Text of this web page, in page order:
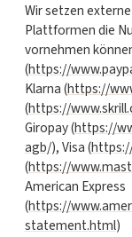
Wir setzen
Plattformen die
vornehmen
(https://
Klarna (https://
(https://
Giropay (https://
agb/), Visa (
(https://
American Express
(https://
statement.html)